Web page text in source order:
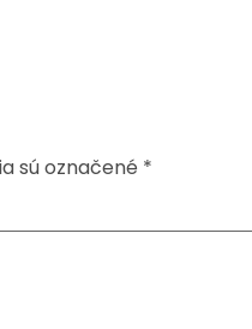
sú označené *